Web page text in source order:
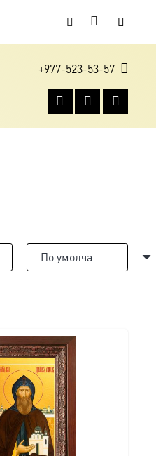
+977-523-53-57